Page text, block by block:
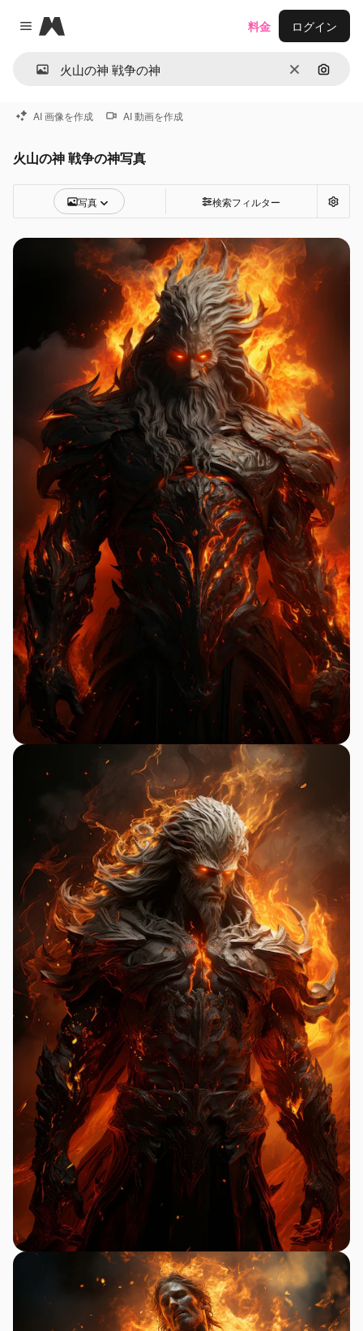
Close menu
Magnific
消去 画像で
料金 ログイン
AI 画像を作成 AI 動画を作成
火山の神 戦争の神写真
写真 検索フィルター